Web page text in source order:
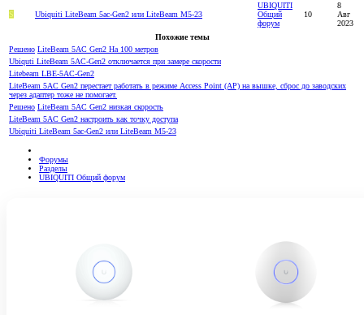
S Ubiquiti LiteBeam 5ac-Gen2 или LiteBeam M5-23
UBIQUITI
Общий
форум
10
8
Авг
2023
Похожие темы
Решено LiteBeam 5AC Gen2 На 100 метров
Ubiquti LiteBeam 5AC-Gen2 отключается при замере скорости
Litebeam LBE-5AC-Gen2
LiteBeam 5AC Gen2 перестает работать в режиме Access Point (AP) на вышке, сброс до заводских
через адаптер тоже не помогает.
Решено LiteBeam 5AC Gen2 низкая скорость
LiteBeam 5AC Gen2 настроить как точку доступа
Ubiquiti LiteBeam 5ac-Gen2 или LiteBeam M5-23
Форумы
Разделы
UBIQUITI Общий форум